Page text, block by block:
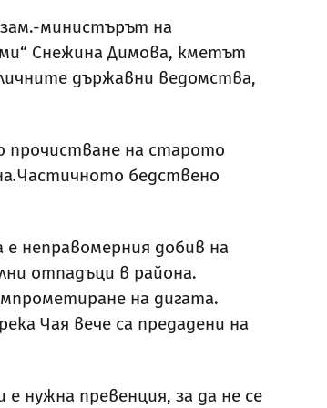
министърът на
Снежина Димова, кметът
държавни ведомства,
прочистване на старото
.Частичното бедствено
неправомерния добив на
отпадъци в района.
на дигата.
Чая вече са предадени на
нужна превенция, за да не се